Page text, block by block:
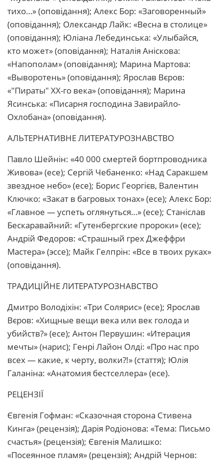
тихо…» (оповідання); Алекс Бор: «Заговоренный»
(оповідання); Олександр Лайк: «Весна в столице»
(оповідання); Юліана Лебединська: «Улыбайся,
кто может» (оповідання); Наталія Аніскова:
«Напополам» (оповідання); Марина Мартова:
«Выворотень» (оповідання); Ярослав Вєров:
«"Пираты" XX-го века» (оповідання); Марина
Ясинська: «Писарня господина Завирайло-
Охлобана» (оповідання).
АЛЬТЕРНАТИВНЕ ЛИТЕРАТУРОЗНАВСТВО
Павло Шейнін: «40 000 смертей бортпроводника
Живова» (есе); Сергій Чебаненко: «Над Саракшем
звездное небо» (есе); Борис Георгієв, Валентин
Ключко: «Закат в багровых тонах» (есе); Алекс Бор:
«Главное — успеть оглянуться…» (есе); Станіслав
Бескаравайний: «Гутенбергские пророки» (есе);
Андрій Федоров: «Страшный грех Джеффри
Мастера» (эссе); Майк Гелпрін: «Все в твоих руках»
(оповідання).
ТРАДИЦІЙНЕ ЛИТЕРАТУРОЗНАВСТВО
Дмитро Володіхін: «Три Солярис» (есе); Ярослав
Вєров: «Хищные вещи века или век голода и
убийств?» (есе); Антон Первушин: «Итерация
мечты» (нарис); Генрі Лайон Олді: «Про нас про
всех — какие, к черту, волки?!» (стаття); Юлія
Галаніна: «Анатомия бестселлера» (есе).
РЕЦЕНЗІЇ
Євгенія Гофман: «Сказочная сторона Стивена
Кинга» (рецензія); Дарія Родіонова: «Тема: Письмо
счастья» (рецензія); Євгенія Малишко:
«Посеянное пламя» (рецензія); Андрій Чернов: